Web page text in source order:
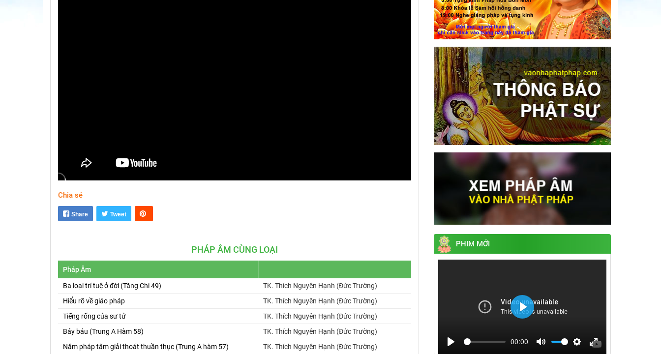
Chia sẻ
Share Tweet
PHÁP ÂM CÙNG LOẠI
Pháp Âm
Ba loại trí tuệ ở đời (Tăng Chi 49)
TK. Thích Nguyên Hạnh (Đức Trường)
Hiểu rõ về giáo pháp
TK. Thích Nguyên Hạnh (Đức Trường)
Tiếng rống của sư tử
TK. Thích Nguyên Hạnh (Đức Trường)
Bảy báu (Trung A Hàm 58)
TK. Thích Nguyên Hạnh (Đức Trường)
Năm pháp tâm giải thoát thuần thục (Trung A hàm 57)
TK. Thích Nguyên Hạnh (Đức Trường)
PHIM MỚI
00:00
Play